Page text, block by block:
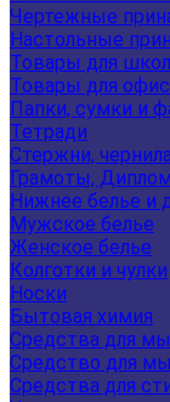
Чертежные
Настольные
Товары для
Товары для
Папки, сумки и
Тетради
Стержни,
Грамоты,
Нижнее белье и
Мужское белье
Женское белье
Колготки и чулки
Носки
Бытовая химия
Средства для
Средство для
Средства для